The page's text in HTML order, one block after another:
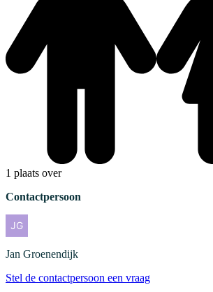
1 plaats over
Contactpersoon
Jan Groenendijk
Stel de contactpersoon een vraag